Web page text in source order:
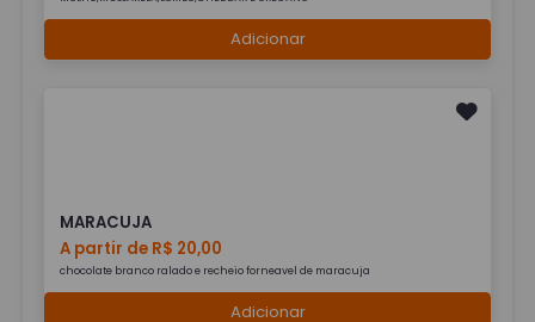
Adicionar
MARACUJA
A partir de R$ 20,00
chocolate branco ralado e recheio forneavel de maracuja
Adicionar